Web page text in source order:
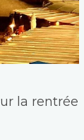
la rentrée